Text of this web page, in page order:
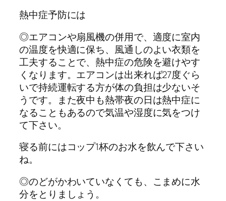
熱中症予防には
◎エアコンや扇風機の併用で、適度に室内
の温度を快適に保ち、風通しのよい衣類を
工夫することで、熱中症の危険を避けやす
くなります。エアコンは出来れば27度ぐら
いで持続運転する方が体の負担は少ないそ
うです。また夜中も熱帯夜の日は熱中症に
なることもあるので気温や湿度に気をつけ
て下さい。
寝る前にはコップ1杯のお水を飲んで下さい
ね。
◎のどがかわいていなくても、こまめに水
分をとりましょう。